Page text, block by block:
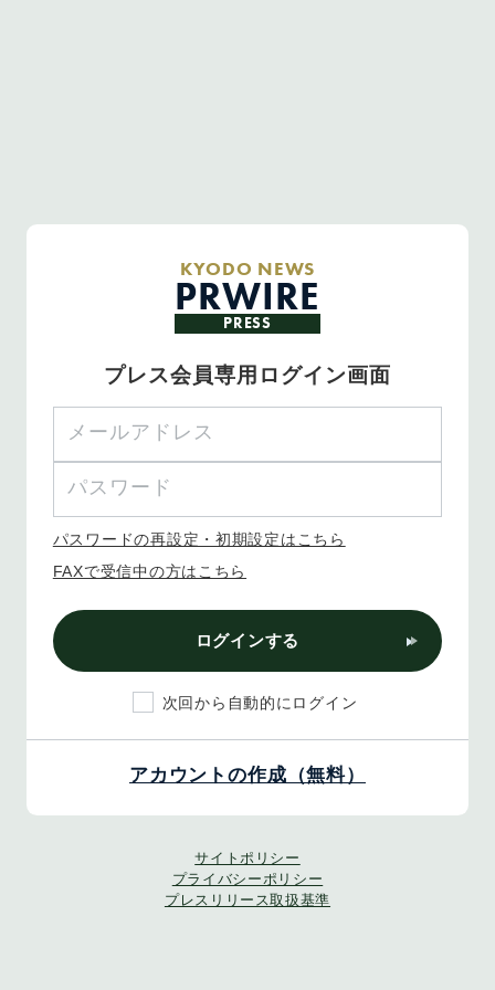
KYODO NEWS
PRWIRE
PRESS
プレス会員専用ログイン画面
パスワードの再設定・初期設定はこちら
FAXで受信中の方はこちら
ログインする
次回から自動的にログイン
アカウントの作成（無料）
サイトポリシー
プライバシーポリシー
プレスリリース取扱基準